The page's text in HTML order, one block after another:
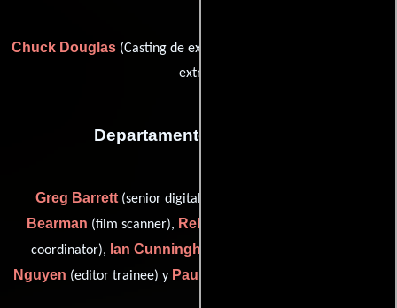
Chuck Douglas(Casting de extras) y
extras)
Departamento de editorial
Greg Barrett(senior digital grade producer),
Bearman (film scanner), Rebecca Budds
coordinator), Ian Cunningham
Nguyen (editor trainee) y Paul Shore